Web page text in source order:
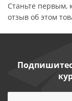
Станьте первым,
отзыв об этом